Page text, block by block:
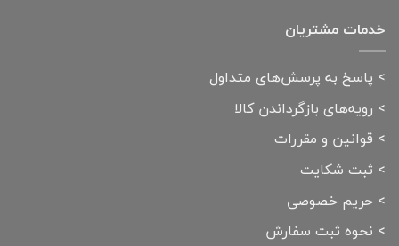
خدمات مشتریان
> پاسخ به پرسش‌های متداول
> رویه‌های بازگرداندن کالا
> قوانین و مقررات
> ثبت شکایت
> حریم خصوصی
> نحوه ثبت سفارش